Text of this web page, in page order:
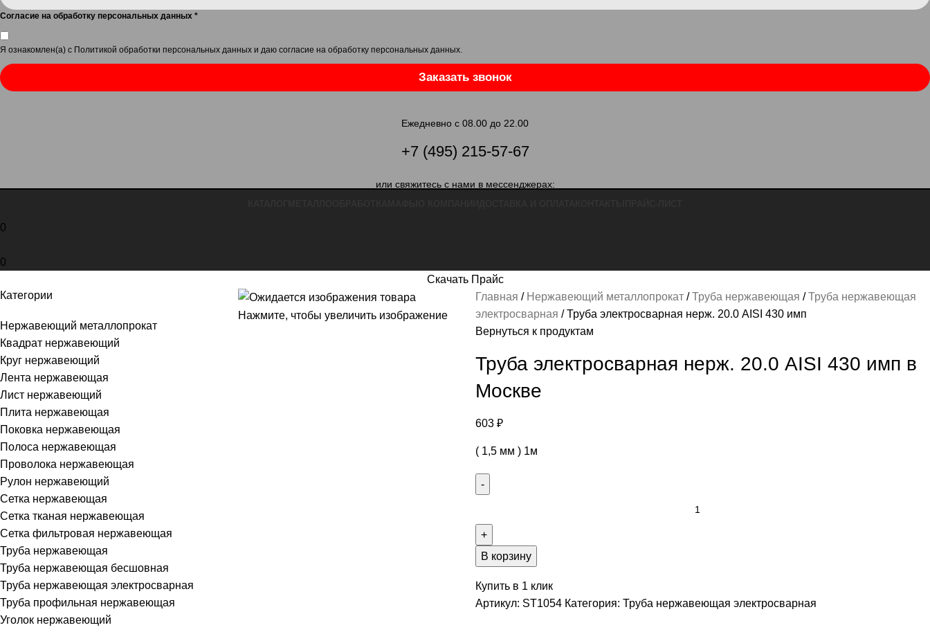
Согласие на обработку персональных данных *
Я ознакомлен(а) с Политикой обработки персональных данных и даю согласие на обработку персональных данных
Заказать звонок
Ежедневно с 08.00 до 22.00
+7 (495) 215-57-67
или свяжитесь с нами в мессенджерах:
0
0
Скачать Прайс
Категории
Нержавеющий металлопрокат
Квадрат нержавеющий
Круг нержавеющий
Лента нержавеющая
Лист нержавеющий
Плита нержавеющая
Поковка нержавеющая
Полоса нержавеющая
Проволока нержавеющая
Рулон нержавеющий
Сетка нержавеющая
Сетка тканая нержавеющая
Сетка фильтровая нержавеющая
Труба нержавеющая
Труба нержавеющая бесшовная
Труба нержавеющая электросварная
Труба профильная нержавеющая
Уголок нержавеющий
Нажмите, чтобы увеличить изображение
Главная Нержавеющий металлопрокат Труба нержавеющая
Труба нержавеющая
электросварная
Труба электросварная нерж. 20.0 AISI 430 имп
Вернуться к продуктам
Труба электросварная нерж. 20.0 AISI 430 имп в
Москве
603 ₽
( 1,5 мм ) 1м
В корзину
Купить в 1 клик
Артикул: ST1054 Категория: Труба нержавеющая электросварная